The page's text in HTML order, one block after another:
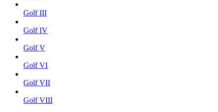
Golf III
Golf IV
Golf V
Golf VI
Golf VII
Golf VIII